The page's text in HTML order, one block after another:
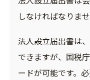
しなければなりませ
法人設立届出書は
できますが、国税
ードが可能です。